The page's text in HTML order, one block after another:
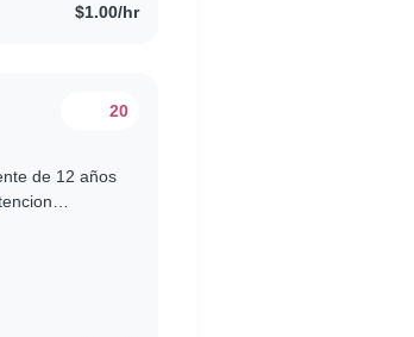
$1.00/hr
20
de 12 años